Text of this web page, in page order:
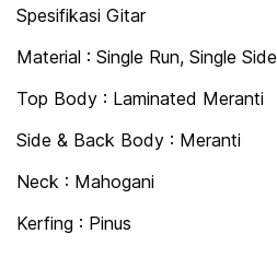
Spesifikasi Gitar
Material : Single Run, Single Side
Top Body : Laminated Meranti
Side & Back Body : Meranti
Neck : Mahogani
Kerfing : Pinus